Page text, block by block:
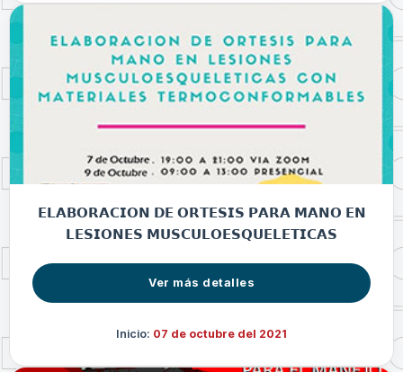
𝗘𝗟𝗔𝗕𝗢𝗥𝗔𝗖𝗜𝗢𝗡 𝗗𝗘 𝗢𝗥𝗧𝗘𝗦𝗜𝗦 𝗣𝗔𝗥𝗔 𝗠𝗔𝗡𝗢 𝗘𝗡
𝗟𝗘𝗦𝗜𝗢𝗡𝗘𝗦 𝗠𝗨𝗦𝗖𝗨𝗟𝗢𝗘𝗦𝗤𝗨𝗘𝗟𝗘𝗧𝗜𝗖𝗔𝗦
Ver más detalles
Inicio: 07 de octubre del 2021